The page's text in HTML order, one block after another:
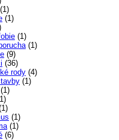
(1)
(1)
(1)
(9)
(36)
rody (4)
(1)
(1)
(1)
(1)
(6)